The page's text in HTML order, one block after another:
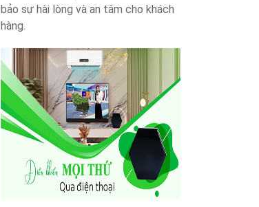
bảo sự hài lòng và an tâm cho khách
hàng.